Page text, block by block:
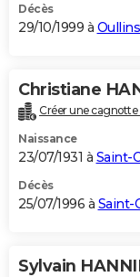
Décès
29/10/1999 à
Christiane
Créer une cagnotte
Naissance
23/07/1931 à Saint-
Décès
25/07/1996 à Saint-
Sylvain